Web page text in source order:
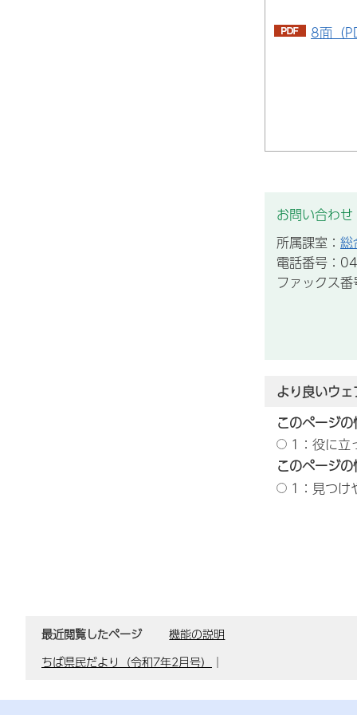
8面（
お問い合わせ
所属課室： 総
電話番号：
ファックス
より良いウ
このページ
1：役に立
このページ
1：見つけ
最近閲覧したページ
機能の説明
ちば県民だより（令和7年2月号）
｜